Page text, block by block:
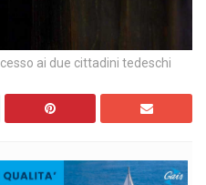
ai due cittadini tedeschi